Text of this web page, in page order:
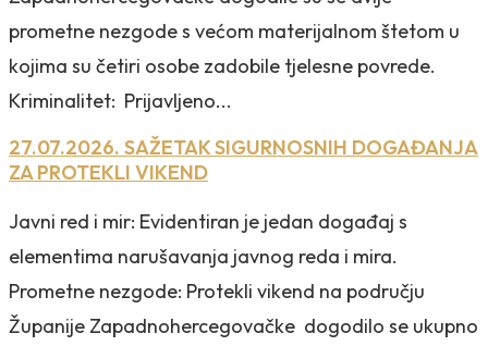
prometne nezgode s većom materijalnom štetom u
kojima su četiri osobe zadobile tjelesne povrede.
Kriminalitet: Prijavljeno...
27.07.2026. SAŽETAK SIGURNOSNIH DOGAĐANJA
ZA PROTEKLI VIKEND
Javni red i mir: Evidentiran je jedan događaj s
elementima narušavanja javnog reda i mira.
Prometne nezgode: Protekli vikend na području
Županije Zapadnohercegovačke dogodilo se ukupno